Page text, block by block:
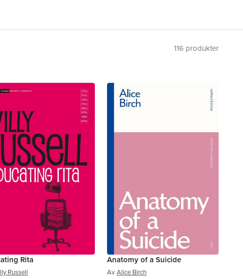
116 produkter
Rita
Russell
Anatomy of a Suicide
Av Alice Birch